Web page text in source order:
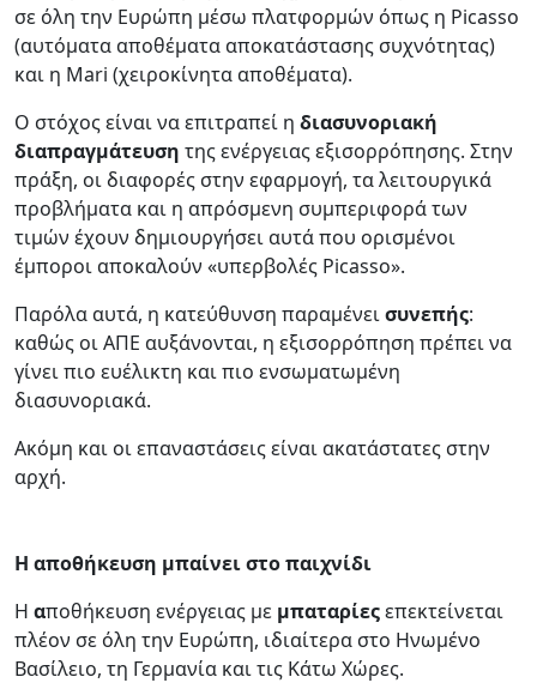
σε όλη την Ευρώπη μέσω πλατφορμών όπως η Picasso
(αυτόματα αποθέματα αποκατάστασης συχνότητας)
και η Mari (χειροκίνητα αποθέματα).
Ο στόχος είναι να επιτραπεί η διασυνοριακή
διαπραγμάτευση της ενέργειας εξισορρόπησης. Στην
πράξη, οι διαφορές στην εφαρμογή, τα λειτουργικά
προβλήματα και η απρόσμενη συμπεριφορά των
τιμών έχουν δημιουργήσει αυτά που ορισμένοι
έμποροι αποκαλούν «υπερβολές Picasso».
Παρόλα αυτά, η κατεύθυνση παραμένεισυνεπής:
καθώς οι ΑΠΕ αυξάνονται, η εξισορρόπηση πρέπει να
γίνει πιο ευέλικτη και πιο ενσωματωμένη
διασυνοριακά.
Ακόμη και οι επαναστάσεις είναι ακατάστατες στην
αρχή.
Η αποθήκευση μπαίνει στο παιχνίδι
Η αποθήκευση ενέργειας με μπαταρίεςεπεκτείνεται
πλέον σε όλη την Ευρώπη, ιδιαίτερα στο Ηνωμένο
Βασίλειο, τη Γερμανία και τις Κάτω Χώρες.